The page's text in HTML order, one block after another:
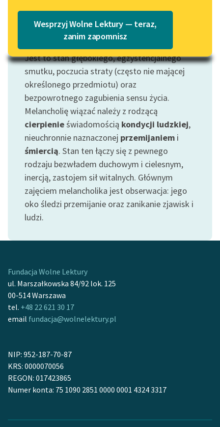
Lektury szkolne i klasyka
literatury do słuchania dla
uczennic i uczniów z
niepełnosprawnościami
E-kolekcja lektur
szkolnych i literatury do
słuchania dla uczennic i
uczniów z
niepełnosprawnościami
Feministyczne inspiracje.
Popularyzacja
skandynawskiej literatury
feministycznej
Ręce pełne poezji
twórców przechodzących
lektur szkolnych oraz
Starego Testamentu
Odkurzamy bohaterów
Szkoła Poezji Wolnych
Katalog w formacie PDF
O nas
Kontakt
O projekcie
Wesprzyj Wolne Lektury — teraz,
zanim zapomnisz
Motyw: Melancholia
Jest to stan głębokiego, egzystencjalnego
smutku, poczucia straty (często nie mającej
określonego przedmiotu) oraz
bezpowrotnego zagubienia sensu życia.
Melancholię wiązać należy z rodzącą
cierpienieświadomością kondycji ludzkiej,
nieuchronnie naznaczonej przemijaniem i
śmiercią. Stan ten łączy się z pewnego
rodzaju bezwładem duchowym i cielesnym,
inercją, zastojem sił witalnych. Głównym
zajęciem melancholika jest obserwacja: jego
oko śledzi przemijanie oraz zanikanie zjawisk i
ludzi.
Fundacja Wolne Lektury
ul. Marszałkowska 84/92 lok. 125
00-514 Warszawa
tel. +48 22 621 30 17
email fundacja@wolnelektury.pl
NIP: 952-187-70-87
KRS: 0000070056
REGON: 017423865
Numer konta: 75 1090 2851 0000 0001 4324 3317